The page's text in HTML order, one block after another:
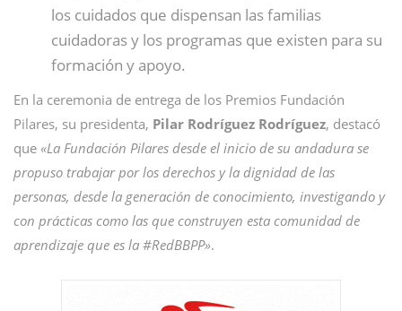
los cuidados que dispensan las familias
cuidadoras y los programas que existen para su
formación y apoyo.
En la ceremonia de entrega de los Premios Fundación
Pilares, su presidenta, Pilar Rodríguez Rodríguez, destacó
que «La Fundación Pilares desde el inicio de su andadura se
propuso trabajar por los derechos y la dignidad de las
personas, desde la generación de conocimiento, investigando y
con prácticas como las que construyen esta comunidad de
aprendizaje que es la #RedBBPP».